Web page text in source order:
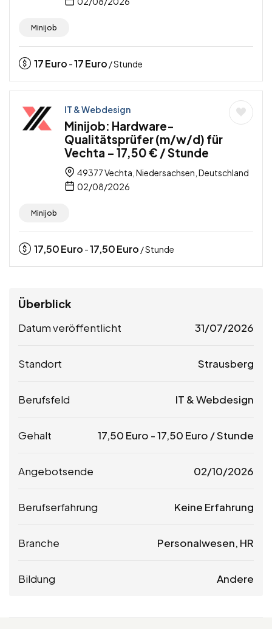
Minijob
17Euro -17Euro / Stunde
IT & Webdesign
Minijob: Hardware-
Qualitätsprüfer (m/w/d) für
Vechta – 17,50 € / Stunde
49377 Vechta, Niedersachsen, Deutschland
02/08/2026
Minijob
17,50Euro -17,50Euro / Stunde
Überblick
Datum veröffentlicht 31/07/2026
Standort Strausberg
Berufsfeld IT & Webdesign
Gehalt 17,50 Euro -17,50 Euro / Stunde
Angebotsende 02/10/2026
Berufserfahrung Keine Erfahrung
Branche Personalwesen, HR
Bildung Andere